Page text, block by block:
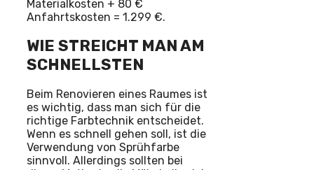
Materialkosten + 80 €
Anfahrtskosten = 1.299 €.
WIE STREICHT MAN AM
SCHNELLSTEN
Beim Renovieren eines Raumes ist
es wichtig, dass man sich für die
richtige Farbtechnik entscheidet.
Wenn es schnell gehen soll, ist die
Verwendung von Sprühfarbe
sinnvoll. Allerdings sollten bei